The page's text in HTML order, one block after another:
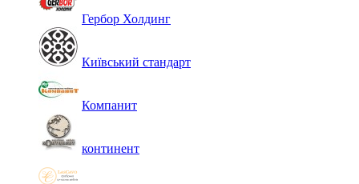
Гербор Холдинг
Київський стандарт
Компанит
континент